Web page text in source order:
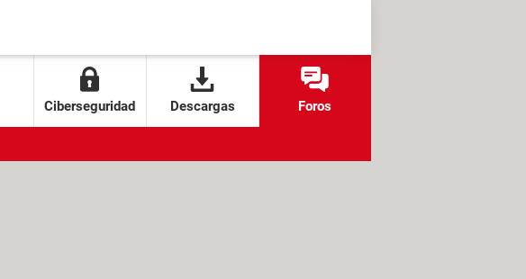
Ciberseguridad Descargas Foros